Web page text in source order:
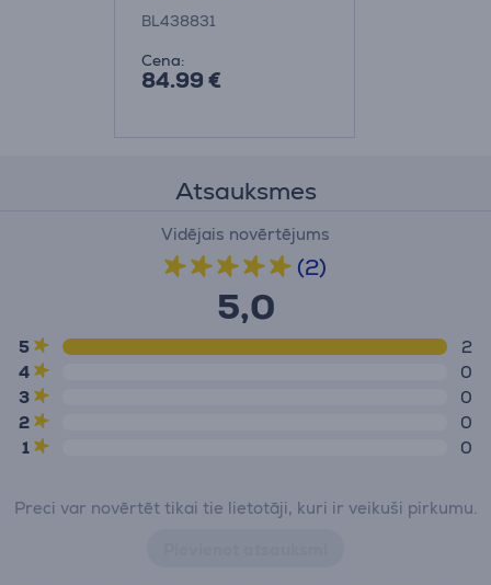
BL438831
Cena:
84.99 €
Atsauksmes
Vidējais novērtējums
(2)
5,0
5
2
4
0
3
0
2
0
1
0
Preci var novērtēt tikai tie lietotāji, kuri ir veikuši pirkumu.